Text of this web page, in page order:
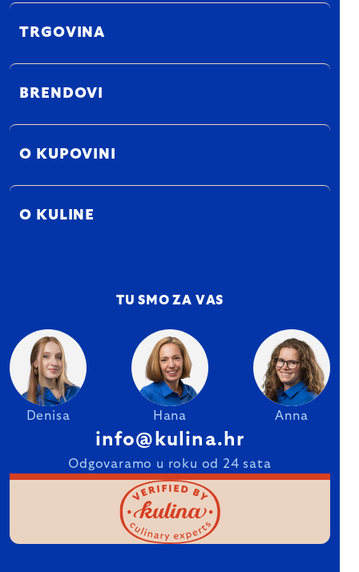
TRGOVINA
BRENDOVI
O KUPOVINI
O KULINE
TU SMO ZA VAS
Denisa Hana Anna
info@kulina.hr
Odgovaramo u roku od 24 sata